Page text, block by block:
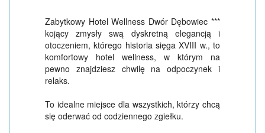
Zabytkowy Hotel Wellness Dwór Dębowiec ***
kojący zmysły swą dyskretną elegancją i
otoczeniem, którego historia sięga XVIII w., to
komfortowy hotel wellness, w którym na
pewno znajdziesz chwilę na odpoczynek i
relaks.
To idealne miejsce dla wszystkich, którzy chcą
się oderwać od codziennego zgiełku.